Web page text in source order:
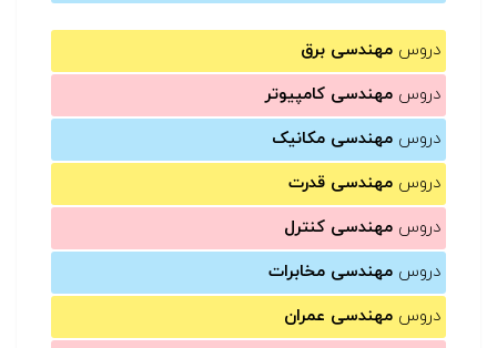
دروس مهندسی برق
دروس مهندسی کامپیوتر
دروس مهندسی مکانیک
دروس مهندسی قدرت
دروس مهندسی کنترل
دروس مهندسی مخابرات
دروس مهندسی عمران